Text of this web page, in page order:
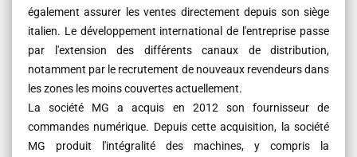
également assurer les ventes directement depuis son siège
italien. Le développement international de l'entreprise passe
par l'extension des différents canaux de distribution,
notamment par le recrutement de nouveaux revendeurs dans
les zones les moins couvertes actuellement.
La société MG a acquis en 2012 son fournisseur de
commandes numérique. Depuis cette acquisition, la société
MG produit l'intégralité des machines, y compris la